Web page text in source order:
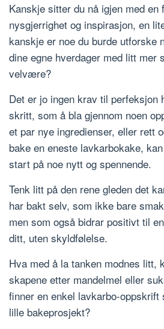
Kanskje sitter du nå igjen med en
nysgjerrighet og inspirasjon, en
kanskje er noe du burde
dine egne hverdager med litt mer
velvære?
Det er jo ingen krav til perfeksjon
skritt, som å bla gjennom noen
et par nye ingredienser, eller rett
bake en eneste lavkarbokake,
start på noe nytt og spennende.
Tenk litt på den rene gleden det
har bakt selv, som ikke bare
men som også bidrar positivt til
ditt, uten skyldfølelse.
Hva med å la tanken modnes litt,
skapene etter mandelmel eller
finner en enkel lavkarbo-
lille bakeprosjekt?